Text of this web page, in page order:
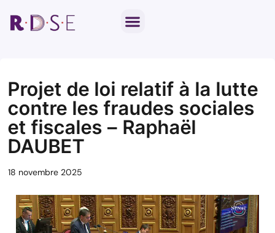
Projet de loi relatif à la lutte
contre les fraudes sociales
et fiscales – Raphaël
DAUBET
18 novembre 2025
Lecteur
vidéo